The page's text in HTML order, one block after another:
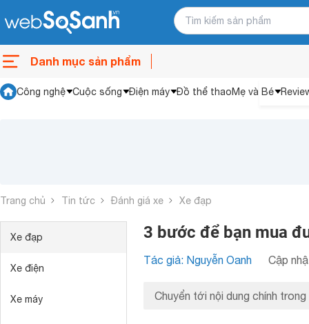
Danh mục sản phẩm
Công nghệ Cuộc sống Điện máy Đồ thể thaoMẹ và Bé
Trang chủ Tin tức Đánh giá xe Xe đạp
Xe đạp
Xe điện
Xe máy
3 bước để bạn mua
Tác giả: Nguyễn Oanh Cập
Chuyển tới nội dung chính trong